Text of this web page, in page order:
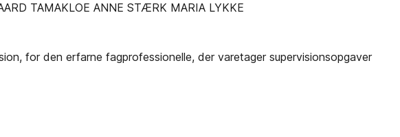
TAMAKLOE ANNE STÆRK MARIA LYKKE
for den erfarne fagprofessionelle, der varetager supervisionsopgaver